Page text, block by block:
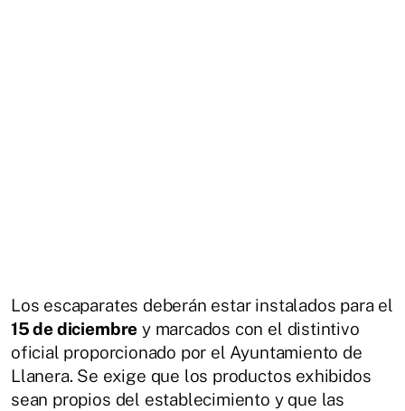
Los escaparates deberán estar instalados para el
15 de diciembre y marcados con el distintivo
oficial proporcionado por el Ayuntamiento de
Llanera. Se exige que los productos exhibidos
sean propios del establecimiento y que las